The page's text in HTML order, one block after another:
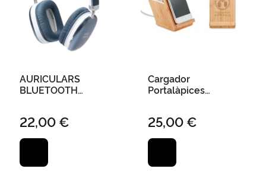
AURICULARS
BLUETOOTH
22,00 €
Cargador
Portalàpices
Bambú
25,00 €